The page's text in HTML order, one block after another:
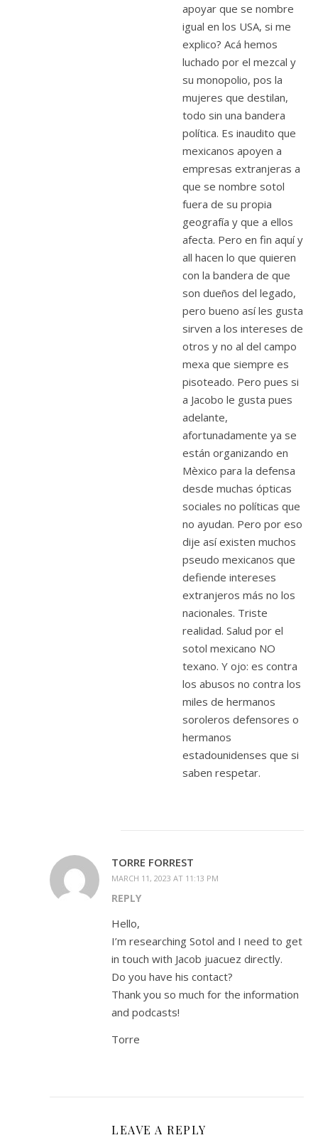
apoyar que se nombre
igual en los USA, si me
explico? Acá hemos
luchado por el mezcal y
su monopolio, pos la
mujeres que destilan,
todo sin una bandera
política. Es inaudito que
mexicanos apoyen a
empresas extranjeras a
que se nombre sotol
fuera de su propia
geografía y que a ellos
afecta. Pero en fin aquí y
all hacen lo que quieren
con la bandera de que
son dueños del legado,
pero bueno así les gusta
sirven a los intereses de
otros y no al del campo
mexa que siempre es
pisoteado. Pero pues si
a Jacobo le gusta pues
adelante,
afortunadamente ya se
están organizando en
Mèxico para la defensa
desde muchas ópticas
sociales no políticas que
no ayudan. Pero por eso
dije así existen muchos
pseudo mexicanos que
defiende intereses
extranjeros más no los
nacionales. Triste
realidad. Salud por el
sotol mexicano NO
texano. Y ojo: es contra
los abusos no contra los
miles de hermanos
soroleros defensores o
hermanos
estadounidenses que si
saben respetar.
TORRE FORREST
MARCH 11, 2023 AT 11:13 PM
REPLY
Hello,
I’m researching Sotol and I need to get
in touch with Jacob juacuez directly.
Do you have his contact?
Thank you so much for the information
and podcasts!
Torre
LEAVE A REPLY